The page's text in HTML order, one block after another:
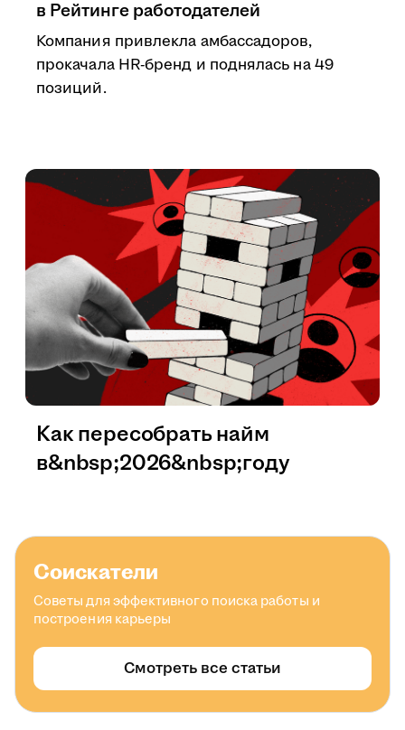
в Рейтинге работодателей
Компания привлекла амбассадоров,
прокачала HR-бренд и поднялась на 49
позиций.
Как пересобрать найм
в&nbsp;2026&nbsp;году
Соискатели
Советы для эффективного поиска работы и
построения карьеры
Смотреть все статьи